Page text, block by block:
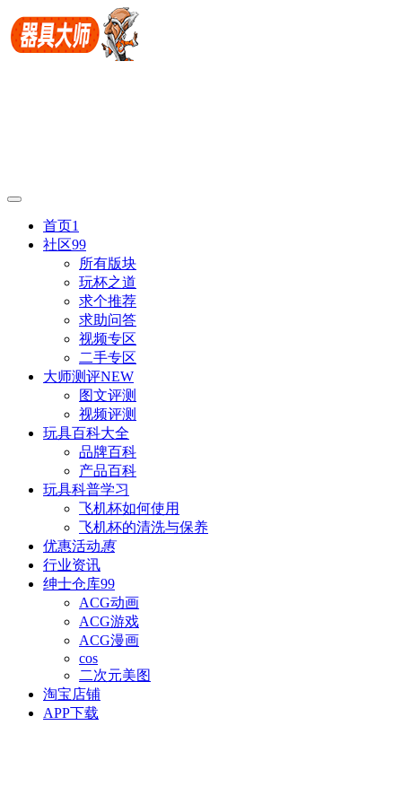
首页1
社区99
所有版块
玩杯之道
求个推荐
求助问答
视频专区
二手专区
大师测评NEW
图文评测
视频评测
玩具百科大全
品牌百科
产品百科
玩具科普学习
飞机杯如何使用
飞机杯的清洗与保养
优惠活动惠
行业资讯
绅士仓库99
ACG动画
ACG游戏
ACG漫画
cos
二次元美图
淘宝店铺
APP下载